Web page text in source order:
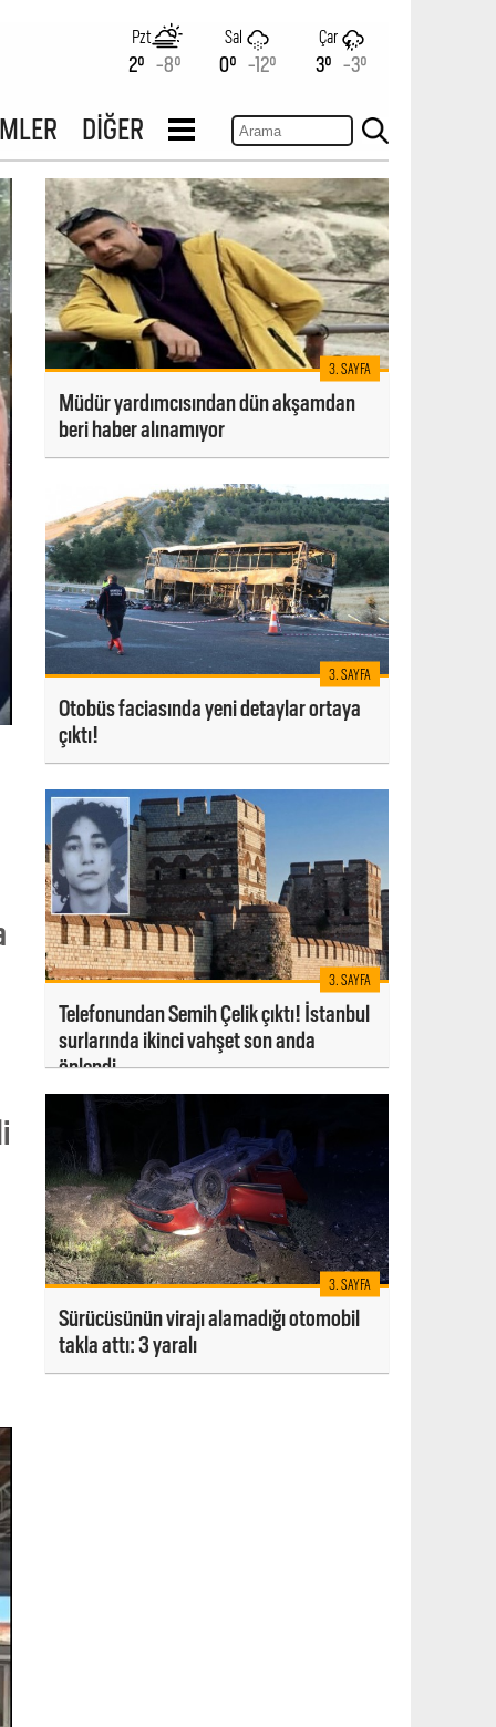
Pzt
2° -8°
Sal
0° -12°
Çar
3° -3°
DİĞER
3. SAYFA
Müdür yardımcısından dün akşamdan
beri haber alınamıyor
3. SAYFA
Otobüs faciasında yeni detaylar ortaya
çıktı!
3. SAYFA
Telefonundan Semih Çelik çıktı! İstanbul
surlarında ikinci vahşet son anda
önlendi
3. SAYFA
Sürücüsünün virajı alamadığı otomobil
takla attı: 3 yaralı